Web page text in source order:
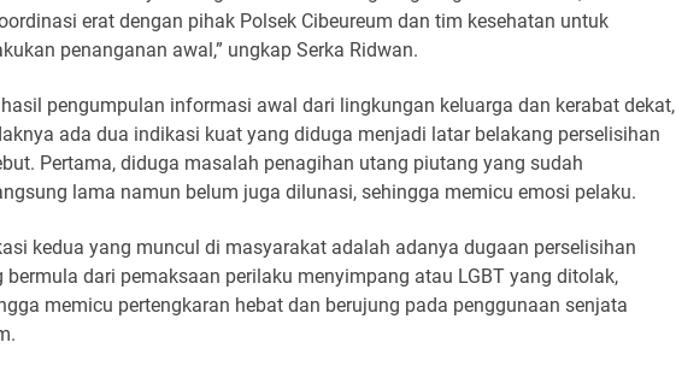
erat dengan pihak Polsek Cibeureum dan tim kesehatan untuk
penanganan awal,” ungkap Serka Ridwan.
pengumpulan informasi awal dari lingkungan keluarga dan kerabat dekat,
ada dua indikasi kuat yang diduga menjadi latar belakang perselisihan
Pertama, diduga masalah penagihan utang piutang yang sudah
lama namun belum juga dilunasi, sehingga memicu emosi pelaku.
kedua yang muncul di masyarakat adalah adanya dugaan perselisihan
bermula dari pemaksaan perilaku menyimpang atau LGBT yang ditolak,
memicu pertengkaran hebat dan berujung pada penggunaan senjata